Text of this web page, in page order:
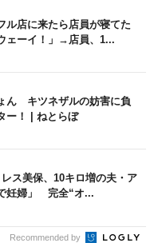
ル店に来たら店員が寝てた
ェーイ！」→店員、1...
ん キツネザルの妨害に負
ー！ | ねとらぼ
ス美保、10キロ増の夫・ア
妊婦」 完全“オ...
Recommended by